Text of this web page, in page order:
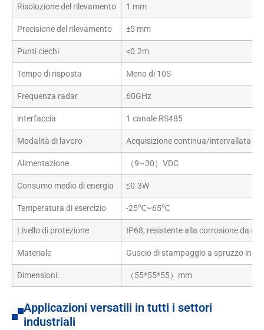
Risoluzione del rilevamento 1 mm
Precisione del rilevamento ±5 mm
Punti ciechi <0.2m
Tempo di risposta Meno di 10S
Frequenza radar 60GHz
interfaccia 1 canale RS485
Modalità di lavoro Acquisizione continua/intervallata
Alimentazione （9~30）VDC
Consumo medio di energia ≤0.3W
Temperatura di esercizio -25℃~65℃
Livello di protezione IP68, resistente alla corrosione da
Materiale Guscio di stampaggio a spruzzo in
Dimensioni: （55*55*55）mm
Applicazioni versatili in tutti i settori
industriali